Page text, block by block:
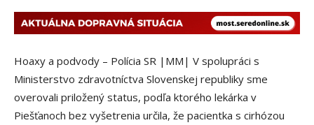
Hoaxy a podvody – Polícia SR |MM| V spolupráci s
Ministerstvo zdravotníctva Slovenskej republiky sme
overovali priložený status, podľa ktorého lekárka v
Piešťanoch bez vyšetrenia určila, že pacientka s cirhózou